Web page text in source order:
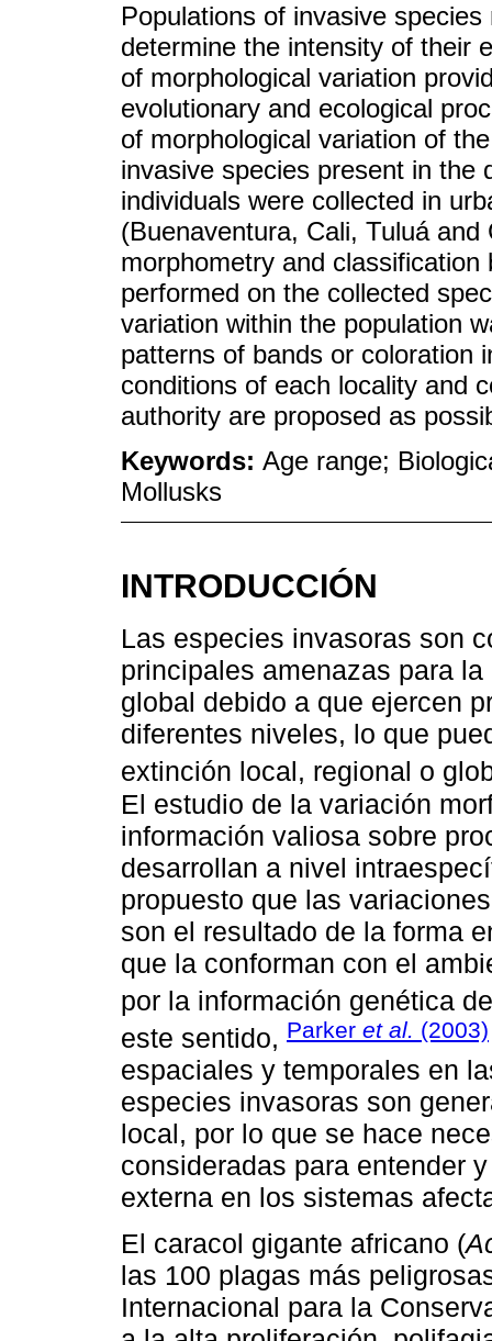
Populations of invasive
determine the intensity of their
of morphological variation
evolutionary and ecological
of morphological variation of
invasive species present in the
individuals were collected in
(Buenaventura, Cali, Tuluá
morphometry and
performed on the collected
variation within the population
patterns of bands or coloration
conditions of each locality and
authority are proposed as
Keywords: Age range;
Mollusks
INTRODUCCIÓN
Las especies invasoras son
principales amenazas para
global debido a que ejercen
diferentes niveles, lo que
extinción local, regional o
El estudio de la variación
información valiosa sobre
desarrollan a nivel
propuesto que las
son el resultado de la forma
que la conforman con el
por la información genética
este sentido, Parker et al. (2003)
espaciales y temporales en
especies invasoras son
local, por lo que se hace
consideradas para entender
externa en los sistemas
El caracol gigante africano (
las 100 plagas más
Internacional para la